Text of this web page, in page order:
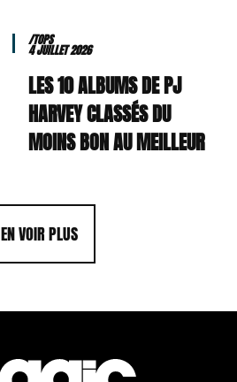
/TOPS
4 JUILLET 2026
LES 10 ALBUMS DE PJ
HARVEY CLASSÉS DU
MOINS BON AU MEILLEUR
EN VOIR PLUS